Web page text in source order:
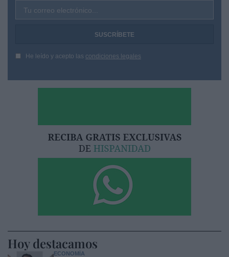
Tu correo electrónico...
He leído y acepto las condiciones legales
Hoy destacamos
ECONOMÍA